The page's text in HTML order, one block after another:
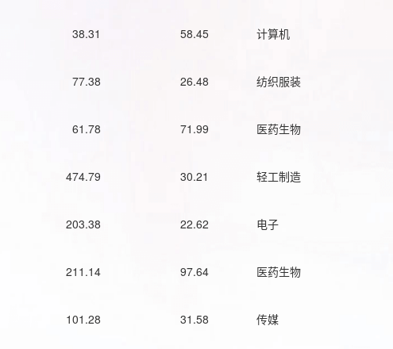
38.31 58.45 计算机
77.38 26.48 纺织服装
61.78 71.99 医药生物
474.79 30.21 轻工制造
203.38 22.62 电子
211.14 97.64 医药生物
101.28 31.58 传媒